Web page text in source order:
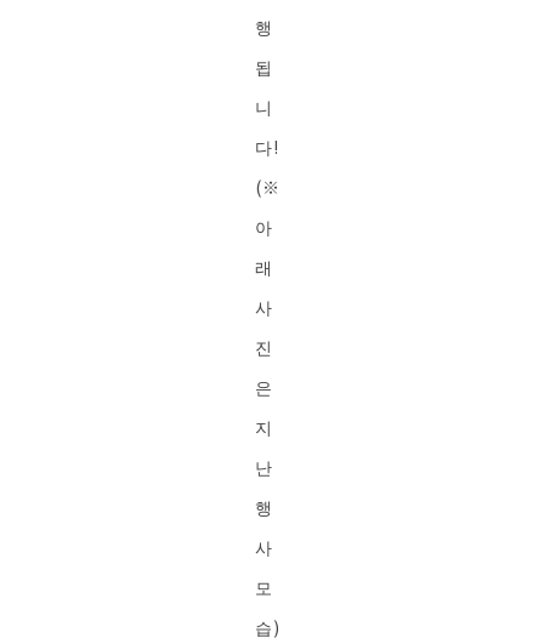
행
됩
니
다!
(※
아
래
사
진
은
지
난
행
사
모
습)